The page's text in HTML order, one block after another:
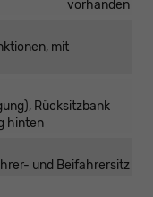
vorhanden
mit
Rücksitzbank
hinten
und Beifahrersitz